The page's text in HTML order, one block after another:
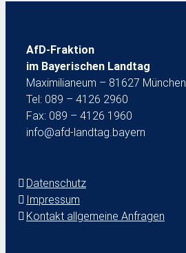
AfD-Fraktion
im Bayerischen Landtag
Maximilianeum – 81627 München
Tel: 089 – 4126 2960
Fax: 089 – 4126 1960
info@afd-landtag.bayern
Datenschutz
Impressum
Kontakt allgemeine Anfragen